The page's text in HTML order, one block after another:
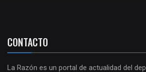
CONTACTO
La Razón es un portal de actualidad del